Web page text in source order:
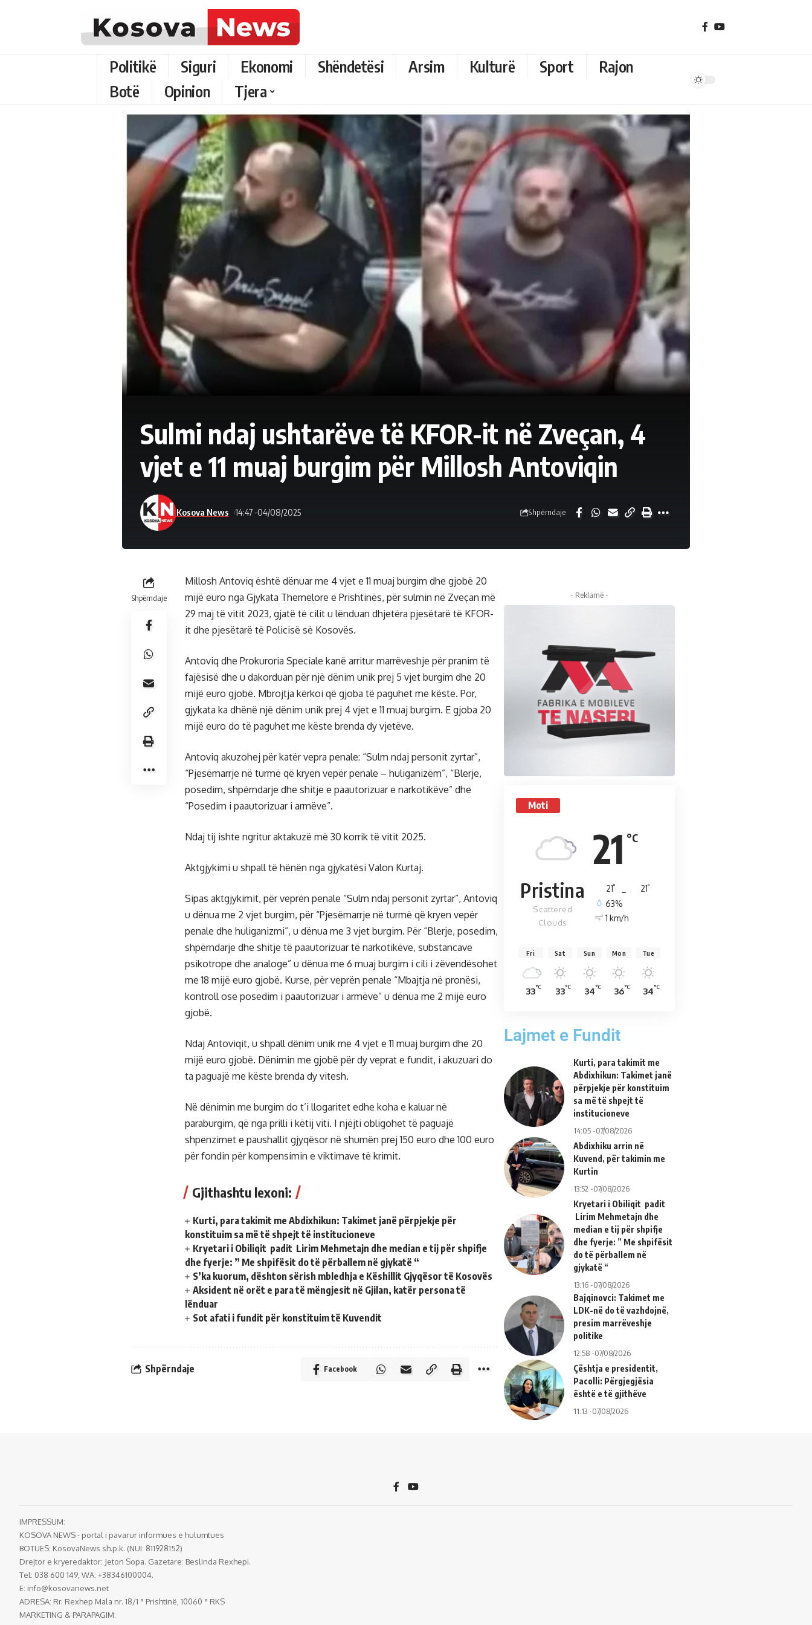
Politikë Siguri Ekonomi Shëndetësi Arsim Kulturë Sport
Rajon
Botë
Opinion Tjera
Sulmi ndaj ushtarëve të KFOR-it në Zveçan, 4
vjet e 11 muaj burgim për Millosh Antoviqin
Kosova News 14:47 -04/08/2025 Shpërndaje
Shpërndaje
Millosh Antoviq është dënuar me 4 vjet e 11 muaj burgim dhe gjobë 20
mijë euro nga Gjykata Themelore e Prishtinës, për sulmin në Zveçan më
29 maj të vitit 2023, gjatë të cilit u lënduan dhjetëra pjesëtarë të KFOR-
it dhe pjesëtarë të Policisë së Kosovës.
Antoviq dhe Prokuroria Speciale kanë arritur marrëveshje për pranim të
fajësisë dhe u dakorduan për një dënim unik prej 5 vjet burgim dhe 20
mijë euro gjobë. Mbrojtja kërkoi që gjoba të paguhet me këste. Por,
gjykata ka dhënë një dënim unik prej 4 vjet e 11 muaj burgim. E gjoba 20
mijë euro do të paguhet me këste brenda dy vjetëve.
Antoviq akuzohej për katër vepra penale: “Sulm ndaj personit zyrtar”,
“Pjesëmarrje në turmë që kryen vepër penale – huliganizëm”, “Blerje,
posedim, shpërndarje dhe shitje e paautorizuar e narkotikëve” dhe
“Posedim i paautorizuar i armëve”.
Ndaj tij ishte ngritur aktakuzë më 30 korrik të vitit 2025.
Aktgjykimi u shpall të hënën nga gjykatësi Valon Kurtaj.
Sipas aktgjykimit, për veprën penale “Sulm ndaj personit zyrtar”, Antoviq
u dënua me 2 vjet burgim, për “Pjesëmarrje në turmë që kryen vepër
penale dhe huliganizmi”, u dënua me 3 vjet burgim. Për “Blerje, posedim,
shpërndarje dhe shitje të paautorizuar të narkotikëve, substancave
psikotrope dhe analoge” u dënua me 6 muaj burgim i cili i zëvendësohet
me 18 mijë euro gjobë. Kurse, për veprën penale “Mbajtja në pronësi,
kontroll ose posedim i paautorizuar i armëve” u dënua me 2 mijë euro
gjobë.
Ndaj Antoviqit, u shpall dënim unik me 4 vjet e 11 muaj burgim dhe 20
mijë euro gjobë. Dënimin me gjobë për dy veprat e fundit, i akuzuari do
ta paguajë me këste brenda dy vitesh.
Në dënimin me burgim do t’i llogaritet edhe koha e kaluar në
paraburgim, që nga prilli i këtij viti. I njëjti obligohet të paguajë
shpenzimet e paushallit gjyqësor në shumën prej 150 euro dhe 100 euro
për fondin për kompensimin e viktimave të krimit.
Gjithashtu lexoni:
Kurti, para takimit me Abdixhikun: Takimet janë përpjekje për
konstituim sa më të shpejt të institucioneve
Kryetari i Obiliqit padit Lirim Mehmetajn dhe median e tij për shpifje
dhe fyerje: ” Me shpifësit do të përballem në gjykatë “
S’ka kuorum, dështon sërish mbledhja e Këshillit Gjyqësor të Kosovës
Aksident në orët e para të mëngjesit në Gjilan, katër persona të
lënduar
Sot afati i fundit për konstituim të Kuvendit
Shpërndaje Facebook
- Reklamë -
Moti
21 °C
Pristina
Scattered
Clouds
21° 21°
63%
1 km/h
Fri
33°C
Sat
33°C
Sun
34°C
Mon
36°C
Tue
34°C
Lajmet e Fundit
Kurti, para takimit me
Abdixhikun: Takimet janë
përpjekje për konstituim
sa më të shpejt të
institucioneve
14:05 -07/08/2026
Abdixhiku arrin në
Kuvend, për takimin me
Kurtin
13:52 -07/08/2026
Kryetari i Obiliqit padit
Lirim Mehmetajn dhe
median e tij për shpifje
dhe fyerje: ” Me shpifësit
do të përballem në
gjykatë “
13:16 -07/08/2026
Bajqinovci: Takimet me
LDK-në do të vazhdojnë,
presim marrëveshje
politike
12:58 -07/08/2026
Çështja e presidentit,
Pacolli: Përgjegjësia
është e të gjithëve
11:13 -07/08/2026
IMPRESSUM:
KOSOVA NEWS - portal i pavarur informues e hulumtues
BOTUES: KosovaNews sh.p.k. (NUI: 811928152)
Drejtor e kryeredaktor: Jeton Sopa. Gazetare: Beslinda Rexhepi.
Tel: 038 600 149, WA: +38346100004.
E: info@kosovanews.net
ADRESA: Rr. Rexhep Mala nr. 18/1 ° Prishtinë, 10060 ° RKS
MARKETING & PARAPAGIM: